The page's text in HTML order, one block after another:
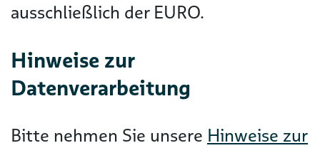
ausschließlich der EURO.
Hinweise zur
Datenverarbeitung
Bitte nehmen Sie unsere Hinweise zur